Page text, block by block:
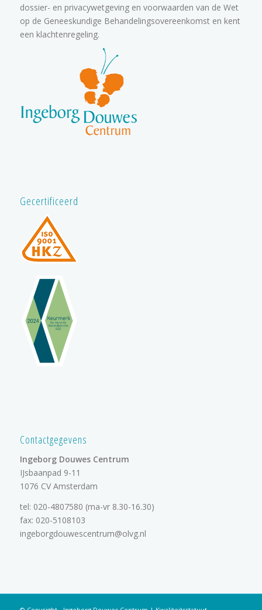
dossier- en privacywetgeving en voorwaarden van de Wet
op de Geneeskundige Behandelingsovereenkomst en kent
een klachtenregeling.
Gecertificeerd
Contactgegevens
Ingeborg Douwes Centrum
IJsbaanpad 9-11
1076 CV Amsterdam
tel: 020-4807580 (ma-vr 8.30-16.30)
fax: 020-5108103
ingeborgdouwescentrum@olvg.nl